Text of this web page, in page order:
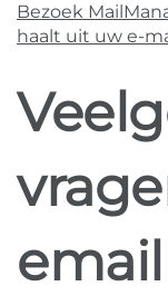
Bezoek
haalt uit uw e-